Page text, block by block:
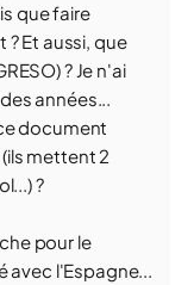
que faire
Et aussi, que
? Je n'ai
années...
document
mettent 2
?
pour le
avec l'Espagne...